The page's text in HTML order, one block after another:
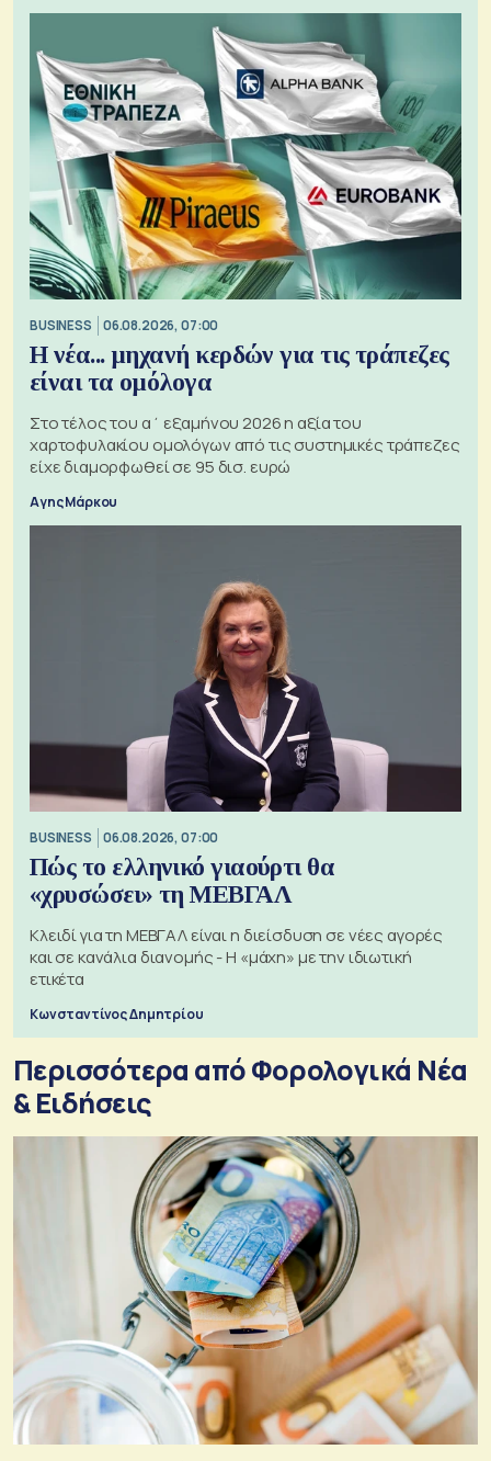
BUSINESS 06.08.2026, 07:00
Η νέα... μηχανή κερδών για τις τράπεζες
είναι τα ομόλογα
Στο τέλος του α΄ εξαμήνου 2026 η αξία του
χαρτοφυλακίου ομολόγων από τις συστημικές τράπεζες
είχε διαμορφωθεί σε 95 δισ. ευρώ
Αγης Μάρκου
BUSINESS 06.08.2026, 07:00
Πώς το ελληνικό γιαούρτι θα
«χρυσώσει» τη ΜΕΒΓΑΛ
Κλειδί για τη ΜΕΒΓΑΛ είναι η διείσδυση σε νέες αγορές
και σε κανάλια διανομής - Η «μάχη» με την ιδιωτική
ετικέτα
Κωνσταντίνος Δημητρίου
Περισσότερα από Φορολογικά Νέα
& Eιδήσεις